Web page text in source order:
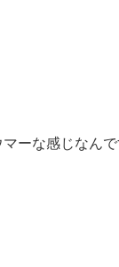
ーな感じなんで